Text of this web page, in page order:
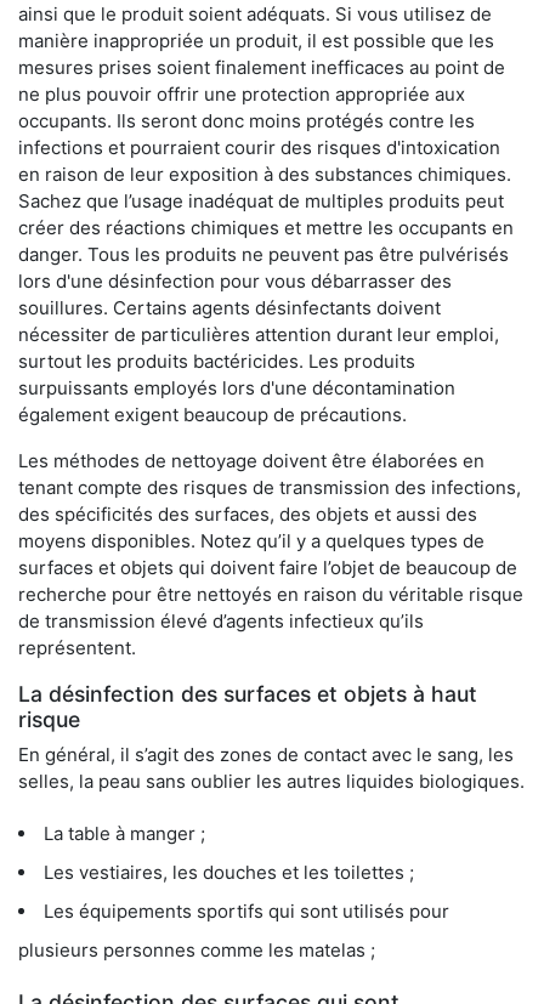
ainsi que le produit soient adéquats. Si vous utilisez de
manière inappropriée un produit, il est possible que les
mesures prises soient finalement inefficaces au point de
ne plus pouvoir offrir une protection appropriée aux
occupants. Ils seront donc moins protégés contre les
infections et pourraient courir des risques d'intoxication
en raison de leur exposition à des substances chimiques.
Sachez que l’usage inadéquat de multiples produits peut
créer des réactions chimiques et mettre les occupants en
danger. Tous les produits ne peuvent pas être pulvérisés
lors d'une désinfection pour vous débarrasser des
souillures. Certains agents désinfectants doivent
nécessiter de particulières attention durant leur emploi,
surtout les produits bactéricides. Les produits
surpuissants employés lors d'une décontamination
également exigent beaucoup de précautions.
Les méthodes de nettoyage doivent être élaborées en
tenant compte des risques de transmission des infections,
des spécificités des surfaces, des objets et aussi des
moyens disponibles. Notez qu’il y a quelques types de
surfaces et objets qui doivent faire l’objet de beaucoup de
recherche pour être nettoyés en raison du véritable risque
de transmission élevé d’agents infectieux qu’ils
représentent.
La désinfection des surfaces et objets à haut
risque
En général, il s’agit des zones de contact avec le sang, les
selles, la peau sans oublier les autres liquides biologiques.
La table à manger ;
Les vestiaires, les douches et les toilettes ;
Les équipements sportifs qui sont utilisés pour
plusieurs personnes comme les matelas ;